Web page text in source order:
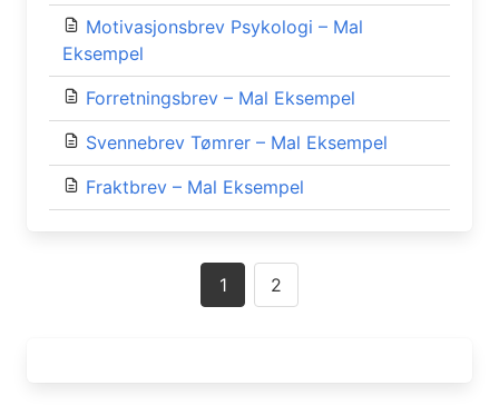
Motivasjonsbrev Psykologi – Mal
Eksempel
Forretningsbrev – Mal Eksempel
Svennebrev Tømrer – Mal Eksempel
Fraktbrev – Mal Eksempel
1 2